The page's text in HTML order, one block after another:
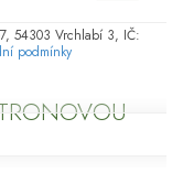
54303 Vrchlabí 3, IČ:
podmínky